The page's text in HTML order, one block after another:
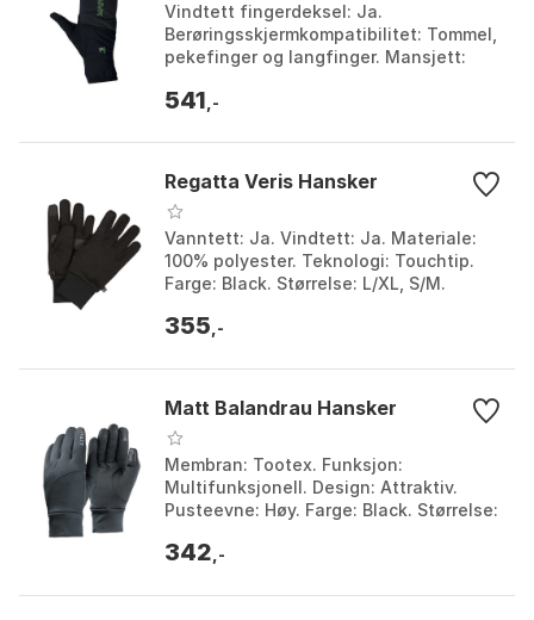
Vindtett fingerdeksel: Ja.
Berøringsskjermkompatibilitet: Tommel,
pekefinger og langfinger. Mansjett:
pustende stoff. Farge: B...
541 ,-
Regatta Veris Hansker
Vanntett: Ja. Vindtett: Ja. Materiale:
100% polyester. Teknologi: Touchtip.
Farge: Black. Størrelse: L/XL, S/M.
355 ,-
Matt Balandrau Hansker
Membran: Tootex. Funksjon:
Multifunksjonell. Design: Attraktiv.
Pusteevne: Høy. Farge: Black. Størrelse:
342 ,-